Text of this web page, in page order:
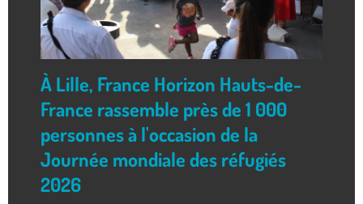
À Lille, France Horizon Hauts-de-
France rassemble près de 1 000
personnes à l'occasion de la
Journée mondiale des réfugiés
2026